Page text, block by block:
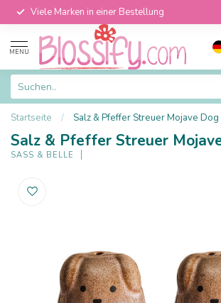
Viele Marken in einer Bestellung
MENU
Startseite / Salz & Pfeffer Streuer Mojave Dog
Salz & Pfeffer Streuer
SASS & BELLE